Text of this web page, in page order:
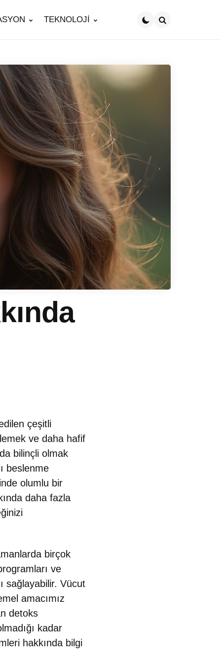
TEKNOLOJİ
çeşitli
ve daha hafif
bilinçli olmak
beslenme
olumlu bir
daha fazla
birçok
ve
sağlayabilir. Vücut
amacımız
detoks
kadar
hakkında bilgi